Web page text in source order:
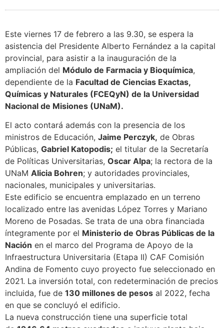
Este viernes 17 de febrero a las 9.30, se espera la
asistencia del Presidente Alberto Fernández a la capital
provincial, para asistir a la inauguración de la
ampliación del Módulo de Farmacia y Bioquímica,
dependiente de la Facultad de Ciencias Exactas,
Químicas y Naturales (FCEQyN) de la Universidad
Nacional de Misiones (UNaM).
El acto contará además con la presencia de los
ministros de Educación, Jaime Perczyk, de Obras
Públicas, Gabriel Katopodis; el titular de la Secretaría
de Políticas Universitarias, Oscar Alpa; la rectora de la
UNaM Alicia Bohren; y autoridades provinciales,
nacionales, municipales y universitarias.
Este edificio se encuentra emplazado en un terreno
localizado entre las avenidas López Torres y Mariano
Moreno de Posadas. Se trata de una obra financiada
íntegramente por el Ministerio de Obras Públicas de la
Nación en el marco del Programa de Apoyo de la
Infraestructura Universitaria (Etapa II) CAF Comisión
Andina de Fomento cuyo proyecto fue seleccionado en
2021. La inversión total, con redeterminación de precios
incluida, fue de 130 millones de pesos al 2022, fecha
en que se concluyó el edificio.
La nueva construcción tiene una superficie total